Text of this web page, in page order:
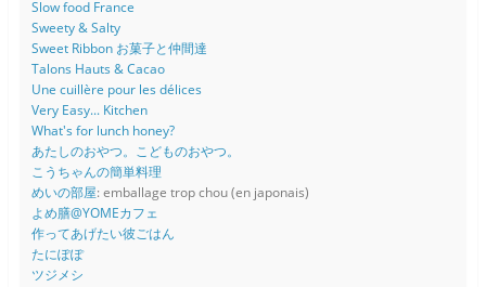
Slow food France
Sweety & Salty
Sweet Ribbon お菓子と仲間達
Talons Hauts & Cacao
Une cuillère pour les délices
Very Easy... Kitchen
What's for lunch honey?
あたしのおやつ。こどものおやつ。
こうちゃんの簡単料理
めいの部屋: emballage trop chou (en japonais)
よめ膳@YOMEカフェ
作ってあげたい彼ごはん
たにぽぽ
ツジメシ